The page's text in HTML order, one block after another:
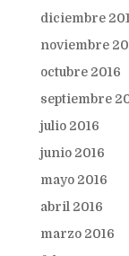
diciembre
noviembre
octubre 2016
septiembre
julio 2016
junio 2016
mayo 2016
abril 2016
marzo 2016